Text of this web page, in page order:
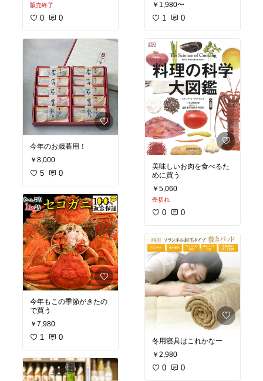
販売終了
0 0
今年のお歳暮用！
￥8,000
5 0
今年もこの季節がきたの
で買う
￥7,980
1 0
￥1,980〜
1 0
美味しいお肉を食べるた
めに買う
￥5,060
売切れ
0 0
冬用寝具はこれかなー
￥2,980
0 0